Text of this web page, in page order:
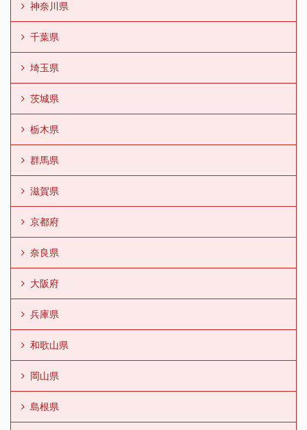
神奈川県
千葉県
埼玉県
茨城県
栃木県
群馬県
滋賀県
京都府
奈良県
大阪府
兵庫県
和歌山県
岡山県
島根県